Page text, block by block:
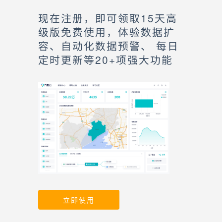
现在注册，即可领取15天高
级版免费使用，体验数据扩
容、自动化数据预警、 每日
定时更新等20+项强大功能
立即使用